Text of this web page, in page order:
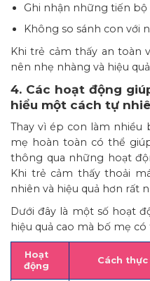
Ghi nhận những tiến bộ
Không so sánh con với
Khi trẻ cảm thấy an toàn
nên nhẹ nhàng và hiệu
4. Các hoạt động
hiểu một cách tự
Thay vì ép con làm nhiều
mẹ hoàn toàn có thể
thông qua những hoạt
Khi trẻ cảm thấy thoải
nhiên và hiệu quả hơn rất
Dưới đây là một số hoạt
hiệu quả cao mà bố mẹ
Hoạt
động
Cách thực